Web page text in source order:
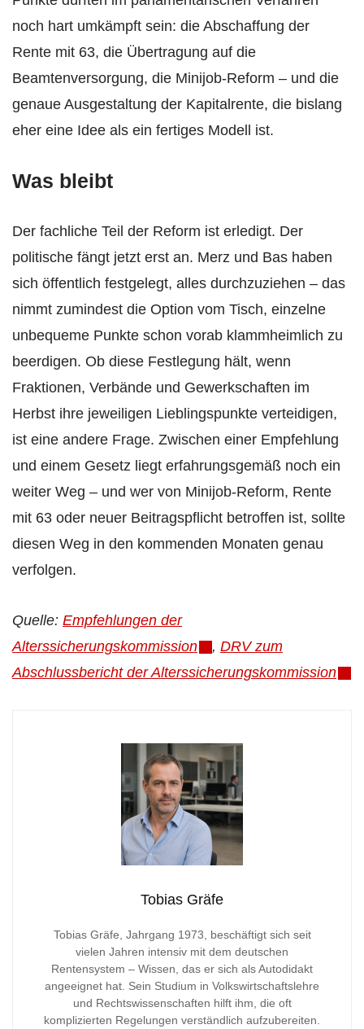
noch hart umkämpft sein: die Abschaffung der
Rente mit 63, die Übertragung auf die
Beamtenversorgung, die Minijob-Reform – und die
genaue Ausgestaltung der Kapitalrente, die bislang
eher eine Idee als ein fertiges Modell ist.
Was bleibt
Der fachliche Teil der Reform ist erledigt. Der
politische fängt jetzt erst an. Merz und Bas haben
sich öffentlich festgelegt, alles durchzuziehen – das
nimmt zumindest die Option vom Tisch, einzelne
unbequeme Punkte schon vorab klammheimlich zu
beerdigen. Ob diese Festlegung hält, wenn
Fraktionen, Verbände und Gewerkschaften im
Herbst ihre jeweiligen Lieblingspunkte verteidigen,
ist eine andere Frage. Zwischen einer Empfehlung
und einem Gesetz liegt erfahrungsgemäß noch ein
weiter Weg – und wer von Minijob-Reform, Rente
mit 63 oder neuer Beitragspflicht betroffen ist, sollte
diesen Weg in den kommenden Monaten genau
verfolgen.
Quelle: Empfehlungen der
Alterssicherungskommission
, DRV zum
Abschlussbericht der Alterssicherungs­kommission
Tobias Gräfe
Tobias Gräfe, Jahrgang 1973, beschäftigt sich seit
vielen Jahren intensiv mit dem deutschen
Rentensystem – Wissen, das er sich als Autodidakt
angeeignet hat. Sein Studium in Volkswirtschaftslehre
und Rechtswissenschaften hilft ihm, die oft
komplizierten Regelungen verständlich aufzubereiten.